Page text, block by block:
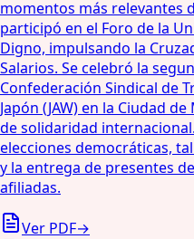
momentos más relevantes
participó en el Foro de la
Digno, impulsando la
Salarios. Se celebró la
Confederación Sindical de
Japón (JAW) en la Ciudad
de solidaridad
elecciones democráticas,
y la entrega de presentes
afiliadas.
Ver PDF→